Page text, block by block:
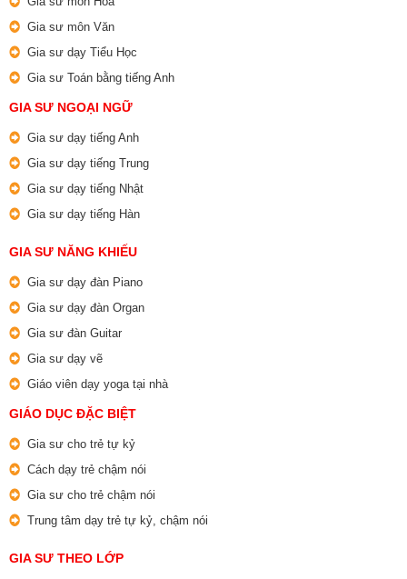
Gia sư môn Văn
Gia sư dạy Tiểu Học
Gia sư Toán bằng tiếng Anh
GIA SƯ NGOẠI NGỮ
Gia sư dạy tiếng Anh
Gia sư dạy tiếng Trung
Gia sư dạy tiếng Nhật
Gia sư dạy tiếng Hàn
GIA SƯ NĂNG KHIẾU
Gia sư dạy đàn Piano
Gia sư dạy đàn Organ
Gia sư đàn Guitar
Gia sư dạy vẽ
Giáo viên dạy yoga tại nhà
GIÁO DỤC ĐẶC BIỆT
Gia sư cho trẻ tự kỷ
Cách dạy trẻ chậm nói
Gia sư cho trẻ chậm nói
Trung tâm dạy trẻ tự kỷ, chậm nói
GIA SƯ THEO LỚP